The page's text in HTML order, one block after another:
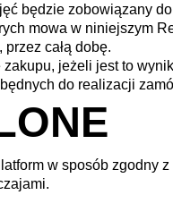
będzie zobowiązany
mowa w niniejszym
całą dobę.
jeżeli jest to
do realizacji
w sposób zgodny